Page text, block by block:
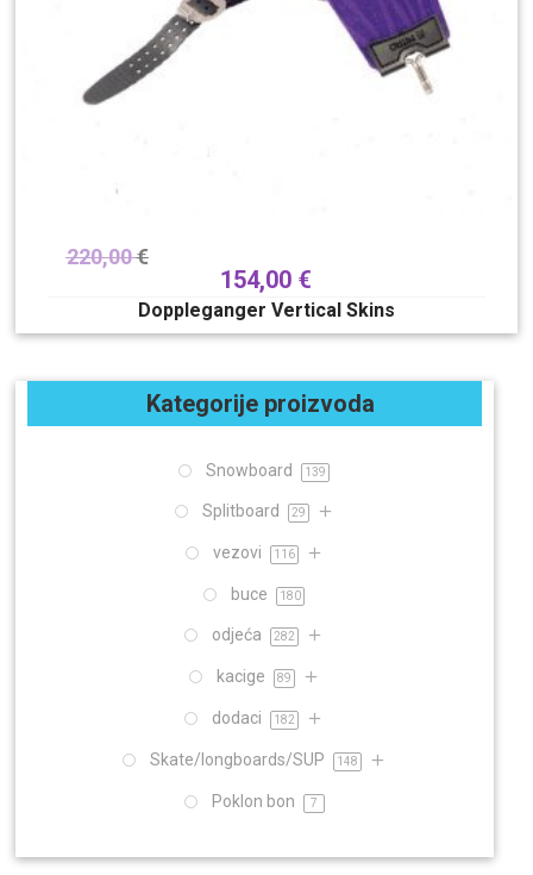
220,00€
154,00 €
Doppleganger Vertical Skins
Kategorije proizvoda
Snowboard 139
Splitboard 29
vezovi 116
buce 180
odjeća 282
kacige 89
dodaci 182
Skate/longboards/SUP 148
Poklon bon 7